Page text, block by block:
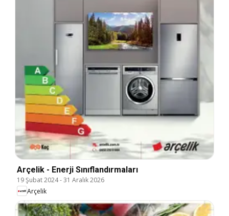
Arçelik - Enerji Sınıflandırmaları
19 Şubat 2024-31 Aralık 2026
Arçelik